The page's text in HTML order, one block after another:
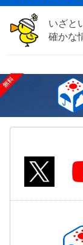
いざと
確かな